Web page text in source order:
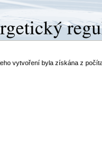
vytvoření byla získána z